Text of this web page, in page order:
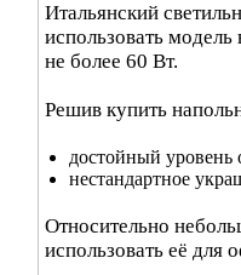
Итальянский
использовать
не более 60 Вт.
Решив купить
достойный уровень
нестандартное
Относительно
использовать её